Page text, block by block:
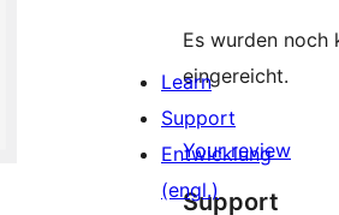
Es wurden noch
eingereicht.
Your review
Support
Learn
Support
Entwicklung
(engl.)